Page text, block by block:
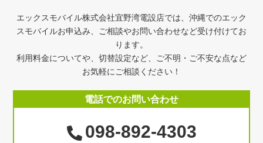
エックスモバイル株式会社宜野湾電設店では、沖縄でのエック
スモバイルお申込み、ご相談やお問い合わせなど受け付けてお
ります。
利用料金についてや、切替設定など、ご不明・ご不安な点など
お気軽にご相談ください！
電話でのお問い合わせ
098-892-4303